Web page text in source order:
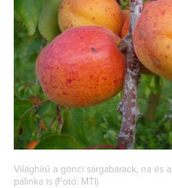
Világhírű a gönci sárgabarack, na és
pálinka is (Fotó: MTI)